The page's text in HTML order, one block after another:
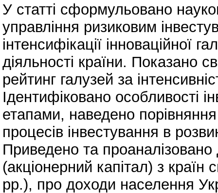
У статті сформульовано
управління ризиковим
інтенсифікації інноваційної
діяльності країни. Показано
рейтинг галузей за
Ідентифіковано особливості
етапами, наведено
процесів інвестування в
Приведено та проаналізовано
(акціонерний капітал) з країн
рр.), про доходи населення